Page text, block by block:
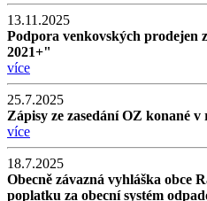
13.11.2025
Podpora venkovských prodejen
2021+"
více
25.7.2025
Zápisy ze zasedání OZ konané v
více
18.7.2025
Obecně závazná vyhláška obce
poplatku za obecní systém